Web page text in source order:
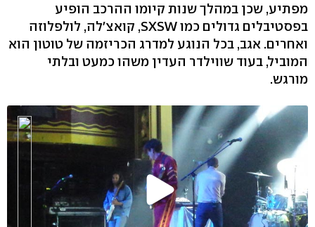
מפתיע, שכן במהלך שנות קיומו ההרכב הופיע
בפסטיבלים גדולים כמו SXSW, קואצ'לה, לולפלוזה
ואחרים. אגב, בכל הנוגע למדרג הכריזמה של טוטון הוא
המוביל, בעוד שווילדר העדין משהו כמעט ובלתי
מורגש.